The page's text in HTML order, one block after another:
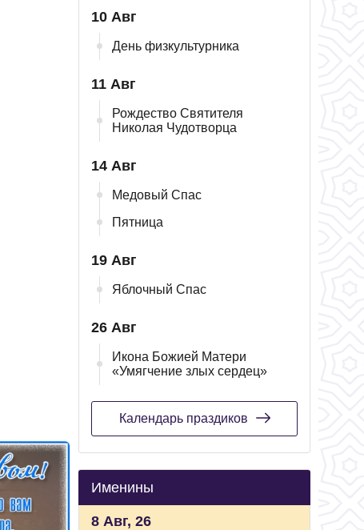
10 Авг
День физкультурника
11 Авг
Рождество Святителя
Николая Чудотворца
14 Авг
Медовый Спас
Пятница
19 Авг
Яблочный Спас
26 Авг
Икона Божией Матери
«Умягчение злых сердец»
Календарь праздиков
Именины
8 Авг, 26